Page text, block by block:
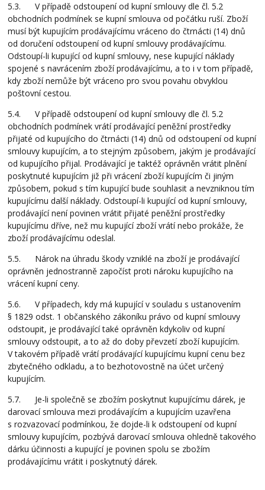
5.3. V případě odstoupení od kupní smlouvy dle čl. 5.2
obchodních podmínek se kupní smlouva od počátku ruší. Zboží
musí být kupujícím prodávajícímu vráceno do čtrnácti (14) dnů
od doručení odstoupení od kupní smlouvy prodávajícímu.
Odstoupí-li kupující od kupní smlouvy, nese kupující náklady
spojené s navrácením zboží prodávajícímu, a to i v tom případě,
kdy zboží nemůže být vráceno pro svou povahu obvyklou
poštovní cestou.
5.4. V případě odstoupení od kupní smlouvy dle čl. 5.2
obchodních podmínek vrátí prodávající peněžní prostředky
přijaté od kupujícího do čtrnácti (14) dnů od odstoupení od kupní
smlouvy kupujícím, a to stejným způsobem, jakým je prodávající
od kupujícího přijal. Prodávající je taktéž oprávněn vrátit plnění
poskytnuté kupujícím již při vrácení zboží kupujícím či jiným
způsobem, pokud s tím kupující bude souhlasit a nevzniknou tím
kupujícímu další náklady. Odstoupí-li kupující od kupní smlouvy,
prodávající není povinen vrátit přijaté peněžní prostředky
kupujícímu dříve, než mu kupující zboží vrátí nebo prokáže, že
zboží prodávajícímu odeslal.
5.5. Nárok na úhradu škody vzniklé na zboží je prodávající
oprávněn jednostranně započíst proti nároku kupujícího na
vrácení kupní ceny.
5.6. V případech, kdy má kupující v souladu s ustanovením
§ 1829 odst. 1 občanského zákoníku právo od kupní smlouvy
odstoupit, je prodávající také oprávněn kdykoliv od kupní
smlouvy odstoupit, a to až do doby převzetí zboží kupujícím.
V takovém případě vrátí prodávající kupujícímu kupní cenu bez
zbytečného odkladu, a to bezhotovostně na účet určený
kupujícím.
5.7. Je-li společně se zbožím poskytnut kupujícímu dárek, je
darovací smlouva mezi prodávajícím a kupujícím uzavřena
s rozvazovací podmínkou, že dojde-li k odstoupení od kupní
smlouvy kupujícím, pozbývá darovací smlouva ohledně takového
dárku účinnosti a kupující je povinen spolu se zbožím
prodávajícímu vrátit i poskytnutý dárek.